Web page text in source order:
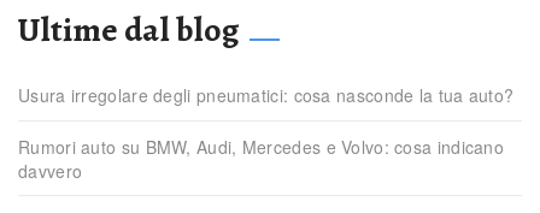
Ultime dal blog
Usura irregolare degli pneumatici: cosa nasconde la tua auto?
Rumori auto su BMW, Audi, Mercedes e Volvo: cosa indicano
davvero